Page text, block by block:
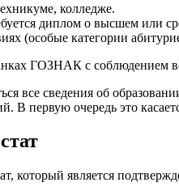
колледже.
диплом о высшем или
(особые категории
ГОЗНАК с соблюдением
все сведения об
В первую очередь это
который является